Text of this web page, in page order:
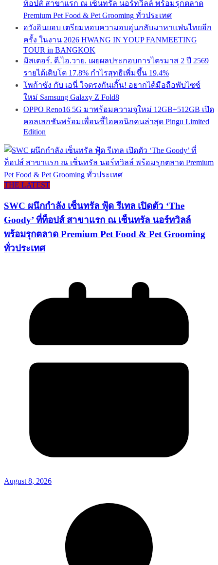
ท็อปส์ สาขาแรก ณ เซ็นทรัล นอร์ทวิลล์ พร้อมรุกตลาด
Premium Pet Food & Pet Grooming ทั่วประเทศ
ฮวังอินยอบ เตรียมหอบความอบอุ่นกลับมาหาแฟนไทยอีก
ครั้ง ในงาน 2026 HWANG IN YOUP FANMEETING
TOUR in BANGKOK
มิสเตอร์. ดี.ไอ.วาย. เผยผลประกอบการไตรมาส 2 ปี 2569
รายได้เติบโต 17.8% กำไรสุทธิเพิ่มขึ้น 19.4%
โพก้าซัง กับ เอนี่ ใจตรงกันเกิ๊น! อยากได้มือถือพับไซซ์
ใหม่ Samsung Galaxy Z Fold8
OPPO Reno16 5G มาพร้อมความจุใหม่ 12GB+512GB เปิด
คอลเลกชันพร้อมเพื่อนซี้ไอคอนิกคนล่าสุด Pingu Limited
Edition
THE LATEST
SWC ผนึกกำลัง เซ็นทรัล ฟู้ด รีเทล เปิดตัว ‘The
Goody’ ที่ท็อปส์ สาขาแรก ณ เซ็นทรัล นอร์ทวิลล์
พร้อมรุกตลาด Premium Pet Food & Pet Grooming
ทั่วประเทศ
August 8, 2026